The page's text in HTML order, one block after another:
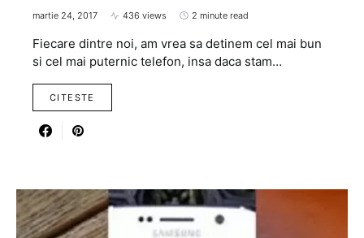
martie 24, 2017 436 views 2 minute read
Fiecare dintre noi, am vrea sa detinem cel mai bun
si cel mai puternic telefon, insa daca stam…
CITESTE